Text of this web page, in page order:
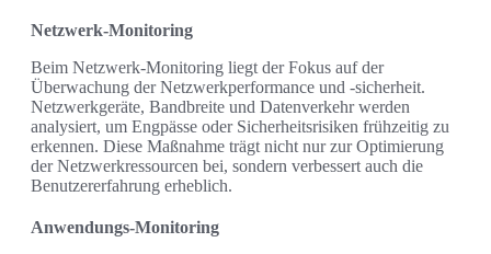
Netzwerk-Monitoring
Beim Netzwerk-Monitoring liegt der Fokus auf der
Überwachung der Netzwerkperformance und -sicherheit.
Netzwerkgeräte, Bandbreite und Datenverkehr werden
analysiert, um Engpässe oder Sicherheitsrisiken frühzeitig zu
erkennen. Diese Maßnahme trägt nicht nur zur Optimierung
der Netzwerkressourcen bei, sondern verbessert auch die
Benutzererfahrung erheblich.
Anwendungs-Monitoring